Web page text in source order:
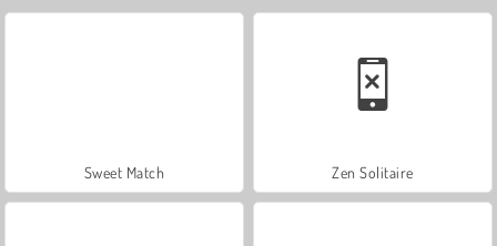
Sweet Match Zen Solitaire